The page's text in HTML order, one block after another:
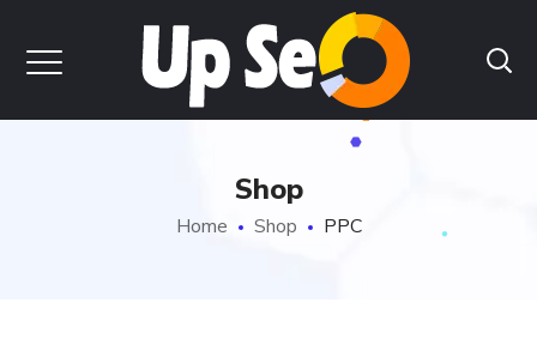
Shop
Home Shop PPC